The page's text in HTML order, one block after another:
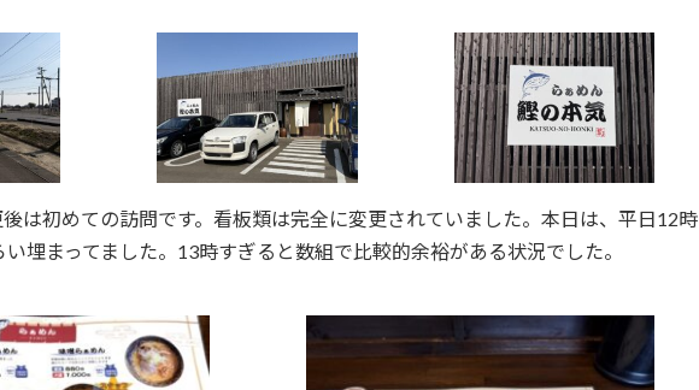
は初めての訪問です。看板類は完全に変更されていました。本日は、平日12時
埋まってました。13時すぎると数組で比較的余裕がある状況でした。